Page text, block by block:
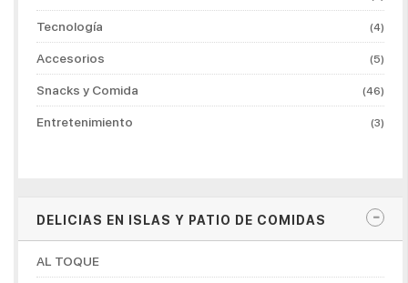
Tecnología (4)
Accesorios (5)
Snacks y Comida (46)
Entretenimiento (3)
DELICIAS EN ISLAS Y PATIO DE COMIDAS
AL TOQUE